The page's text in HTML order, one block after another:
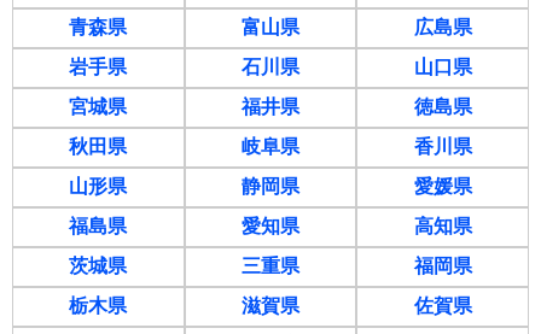
青森県
岩手県
宮城県
秋田県
山形県
福島県
茨城県
栃木県
富山県
石川県
福井県
岐阜県
静岡県
愛知県
三重県
滋賀県
広島県
山口県
徳島県
香川県
愛媛県
高知県
福岡県
佐賀県